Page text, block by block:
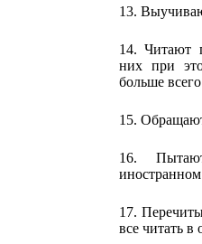
13.
14. Читают
них при
больше
15.
16.
17.
все читать в